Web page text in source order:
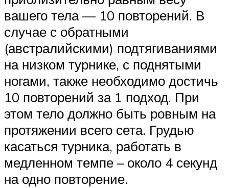
вашего тела — 10 повторений. В
случае с обратными
(австралийскими) подтягиваниями
на низком турнике, с поднятыми
ногами, также необходимо достичь
10 повторений за 1 подход. При
этом тело должно быть ровным на
протяжении всего сета. Грудью
касаться турника, работать в
медленном темпе – около 4 секунд
на одно повторение.